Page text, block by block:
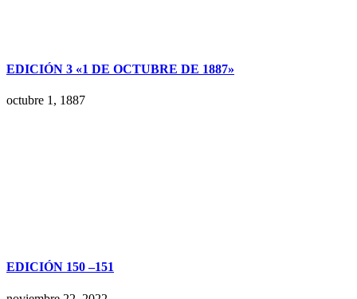
EDICIÓN 3 «1 DE OCTUBRE DE 1887»
octubre 1, 1887
EDICIÓN 150 –151